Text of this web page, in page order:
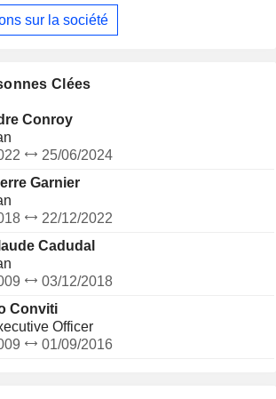
Charles Nicolle de Rouen, Dedienne
Vignal Artru Industries, French Vessels,
sur la société
Clées
Conroy
25/06/2024
Garnier
22/12/2022
Cadudal
03/12/2018
Conviti
Officer
01/09/2016